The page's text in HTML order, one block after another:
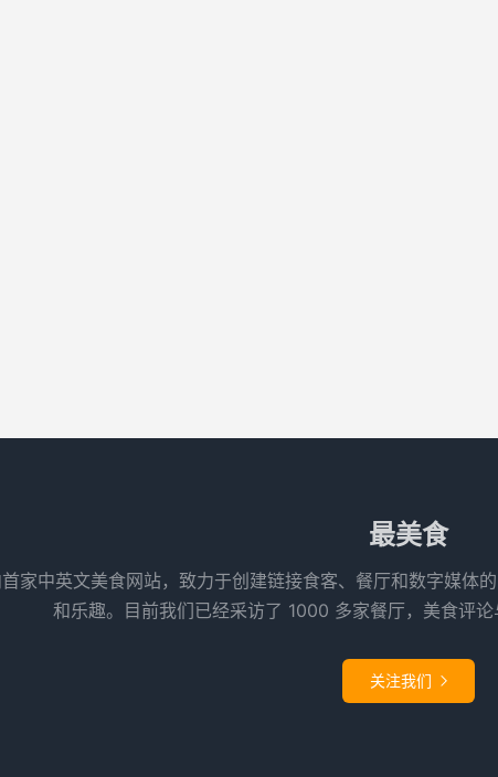
最美食
家中英文美食网站，致力于创建链接食客、餐厅和数字媒体
和乐趣。目前我们已经采访了 1000 多家餐厅，美食评论
关注我们 